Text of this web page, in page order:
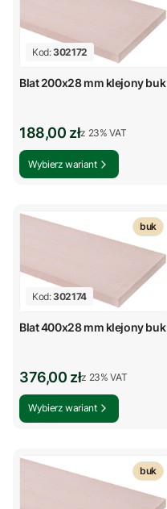
Kod:302172
Blat 200x28 mm klejony buk
Cena brutto
188,00 złz %s VAT
z 23% VAT
Wybierz wariant
Kod:302174
buk
Blat 400x28 mm klejony buk
Cena brutto
376,00 złz %s VAT
z 23% VAT
Wybierz wariant
buk